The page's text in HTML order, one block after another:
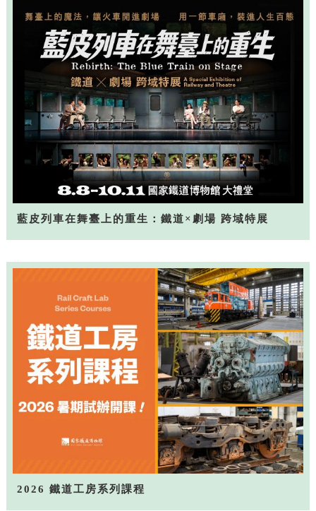
藍皮列車在舞臺上的重生：鐵道×劇場 跨域特展
2026 鐵道工房系列課程